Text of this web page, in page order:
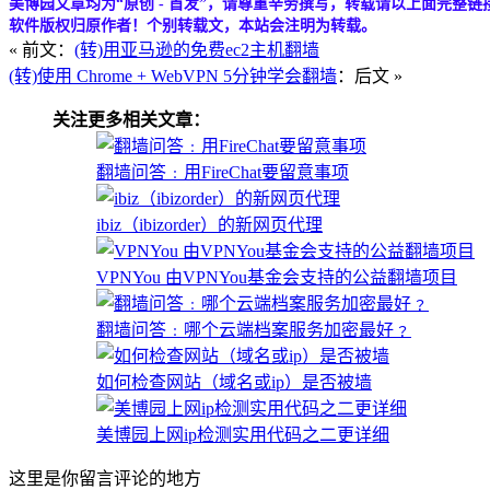
美博园文章均为“原创 - 首发”，请尊重辛劳撰写，转载请以上面完整链
软件版权归原作者！个别转载文，本站会注明为转载。
« 前文： (转)用亚马逊的免费ec2主机翻墙
(转)使用 Chrome + WebVPN 5分钟学会翻墙：后文 »
关注更多相关文章：
翻墙问答﹕用FireChat要留意事项
ibiz（ibizorder）的新网页代理
VPNYou 由VPNYou基金会支持的公益翻墙项目
翻墙问答﹕哪个云端档案服务加密最好﹖
如何检查网站（域名或ip）是否被墙
美博园上网ip检测实用代码之二更详细
这里是你留言评论的地方